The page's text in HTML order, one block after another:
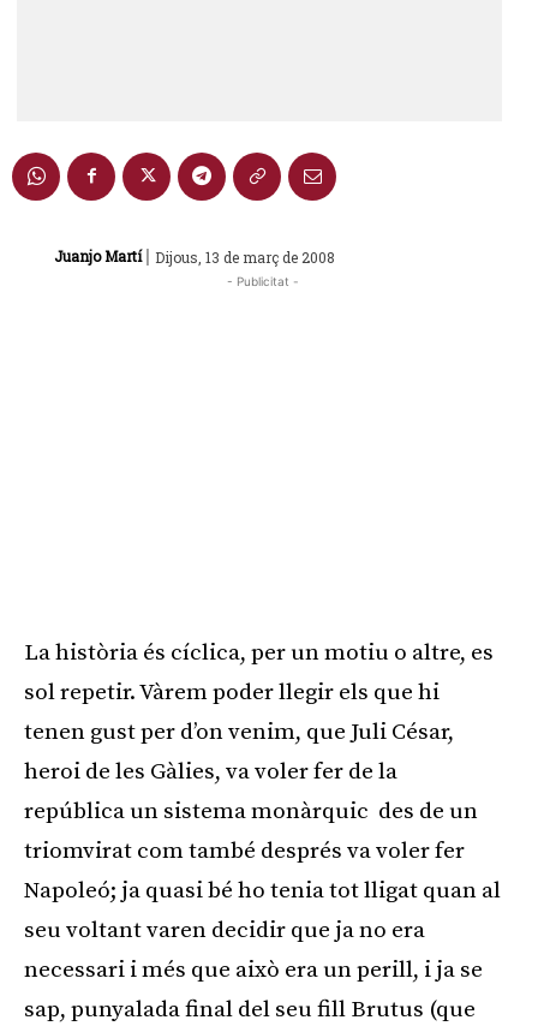
Juanjo Martí | Dijous, 13 de març de 2008
- Publicitat -
La història és cíclica, per un motiu o altre, es
sol repetir. Vàrem poder llegir els que hi
tenen gust per d’on venim, que Juli César,
heroi de les Gàlies, va voler fer de la
república un sistema monàrquic des de un
triomvirat com també després va voler fer
Napoleó; ja quasi bé ho tenia tot lligat quan al
seu voltant varen decidir que ja no era
necessari i més que això era un perill, i ja se
sap, punyalada final del seu fill Brutus (que